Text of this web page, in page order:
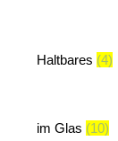
Haltbares (4)
im Glas (10)